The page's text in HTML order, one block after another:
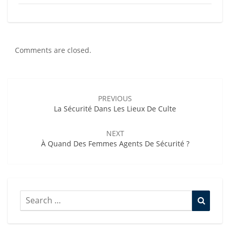
Comments are closed.
PREVIOUS
La Sécurité Dans Les Lieux De Culte
NEXT
À Quand Des Femmes Agents De Sécurité ?
Search
for: